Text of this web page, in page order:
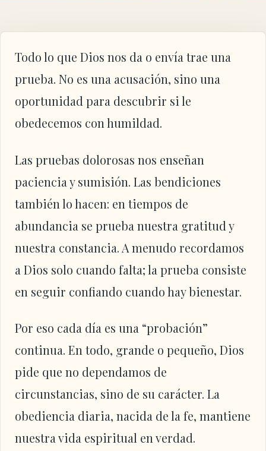
Todo lo que Dios nos da o envía trae una
prueba. No es una acusación, sino una
oportunidad para descubrir si le
obedecemos con humildad.
Las pruebas dolorosas nos enseñan
paciencia y sumisión. Las bendiciones
también lo hacen: en tiempos de
abundancia se prueba nuestra gratitud y
nuestra constancia. A menudo recordamos
a Dios solo cuando falta; la prueba consiste
en seguir confiando cuando hay bienestar.
Por eso cada día es una “probación”
continua. En todo, grande o pequeño, Dios
pide que no dependamos de
circunstancias, sino de su carácter. La
obediencia diaria, nacida de la fe, mantiene
nuestra vida espiritual en verdad.